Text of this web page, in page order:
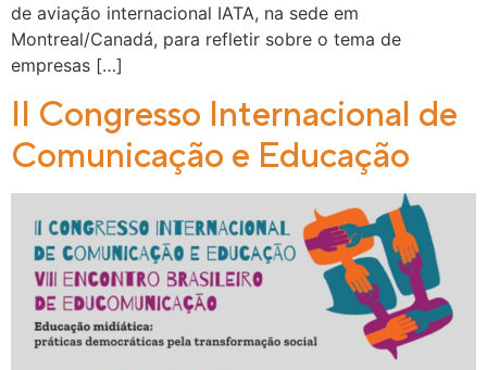
de aviação internacional IATA, na sede em
Montreal/Canadá, para refletir sobre o tema de
empresas […]
II Congresso Internacional de
Comunicação e Educação